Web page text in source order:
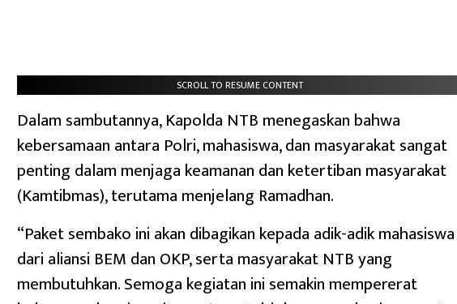
SCROLL TO RESUME CONTENT
Dalam sambutannya, Kapolda NTB menegaskan bahwa
kebersamaan antara Polri, mahasiswa, dan masyarakat sangat
penting dalam menjaga keamanan dan ketertiban masyarakat
(Kamtibmas), terutama menjelang Ramadhan.
“Paket sembako ini akan dibagikan kepada adik-adik mahasiswa
dari aliansi BEM dan OKP, serta masyarakat NTB yang
membutuhkan. Semoga kegiatan ini semakin mempererat